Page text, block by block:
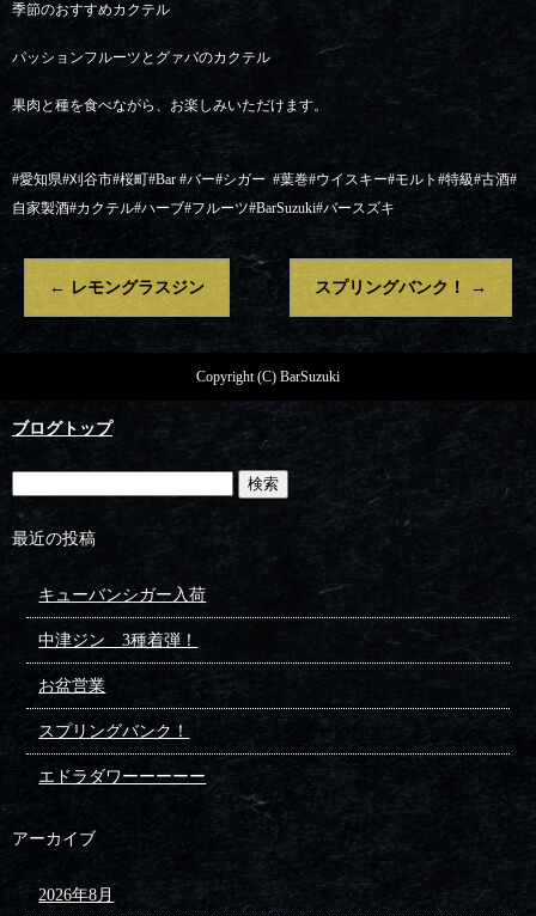
季節のおすすめカクテル
パッションフルーツとグァバのカクテル
果肉と種を食べながら、お楽しみいただけます。
#愛知県#刈谷市#桜町#Bar #バー#シガー #葉巻#ウイスキー#モルト#特級#古酒#
自家製酒#カクテル#ハーブ#フルーツ#BarSuzuki#バースズキ
← レモングラスジン スプリングバンク！ →
Copyright (C) BarSuzuki
ブログトップ
最近の投稿
キューバンシガー入荷
中津ジン 3種着弾！
お盆営業
スプリングバンク！
エドラダワーーーーー
アーカイブ
2026年8月